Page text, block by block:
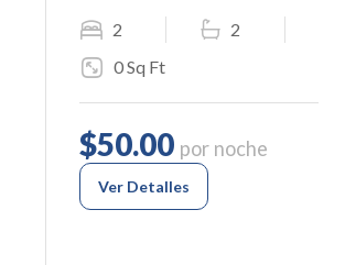
2
2
0 Sq Ft
$50.00 por noche
Ver Detalles